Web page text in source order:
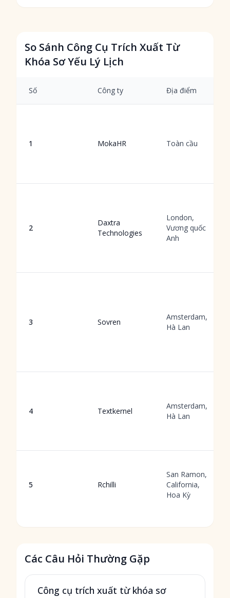
So Sánh Công Cụ Trích Xuất Từ
Khóa Sơ Yếu Lý Lịch
Số Công ty Địa điểm
1 MokaHR Toàn cầu
2
Daxtra
Technologies
London,
Vương quốc
Anh
3 Sovren
Amsterdam,
Hà Lan
4 Textkernel
Amsterdam,
Hà Lan
5 Rchilli
San Ramon,
California,
Hoa Kỳ
Các Câu Hỏi Thường Gặp
Công cụ trích xuất từ khóa sơ